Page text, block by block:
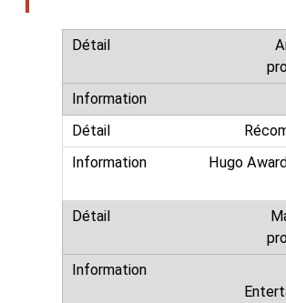
Hugo